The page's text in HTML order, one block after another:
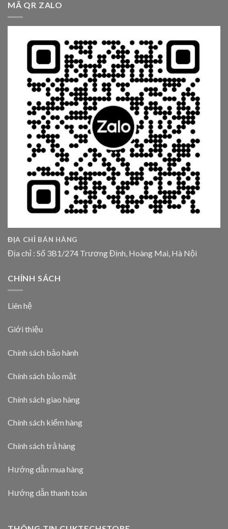
MÃ QR ZALO
ĐỊA CHỈ BÁN HÀNG
Địa chỉ : Số 3B1/274 Trương Định, Hoàng Mai, Hà Nội
CHÍNH SÁCH
Liên hệ
Giới thiệu
Chính sách bảo hành
Chính sách bảo mật
Chính sách giao hàng
Chính sách kiểm hàng
Chính sách trả hàng
Hướng dẫn mua hàng
Hướng dẫn thanh toán